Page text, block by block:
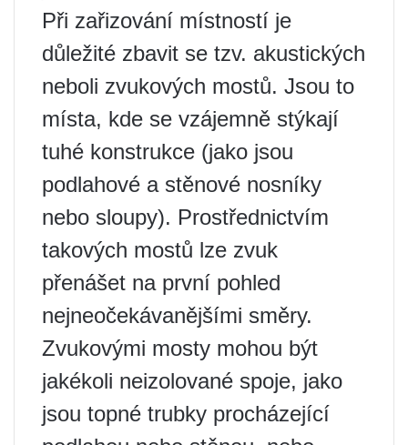
Při zařizování místností je
důležité zbavit se tzv. akustických
neboli zvukových mostů. Jsou to
místa, kde se vzájemně stýkají
tuhé konstrukce (jako jsou
podlahové a stěnové nosníky
nebo sloupy). Prostřednictvím
takových mostů lze zvuk
přenášet na první pohled
nejneočekávanějšími směry.
Zvukovými mosty mohou být
jakékoli neizolované spoje, jako
jsou topné trubky procházející